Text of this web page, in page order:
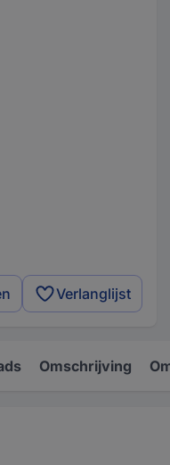
Verlanglijst
Omschrijving